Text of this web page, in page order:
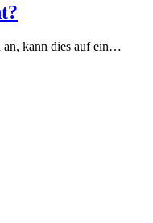
an, kann dies auf ein…